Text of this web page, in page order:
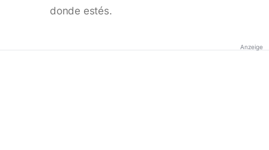
donde estés.
Anzeige